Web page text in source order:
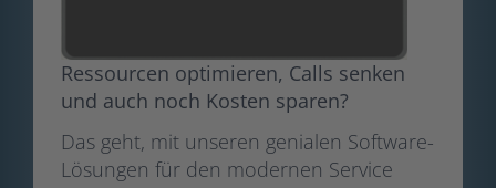
Ressourcen optimieren, Calls senken
und auch noch Kosten sparen?
Das geht, mit unseren genialen Software-
Lösungen für den modernen Service